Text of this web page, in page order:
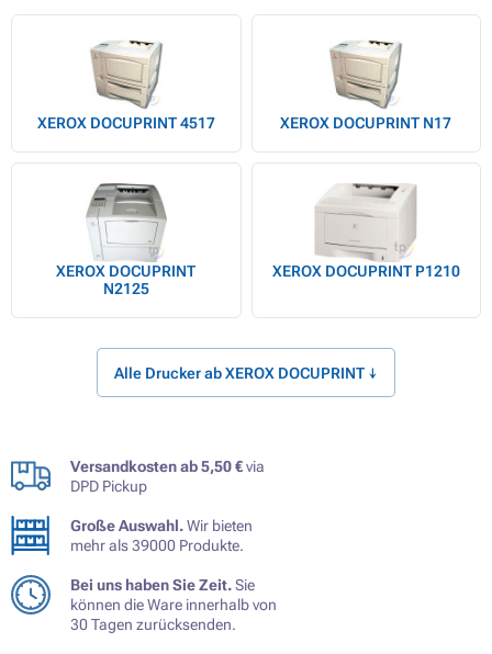
XEROX DOCUPRINT 4517 XEROX DOCUPRINT N17
XEROX DOCUPRINT
N2125
XEROX DOCUPRINT P1210
Alle Drucker ab XEROX DOCUPRINT ↓
Versandkosten ab 5,50 €via
DPD Pickup
Große Auswahl.Wir bieten
mehr als 39000 Produkte.
Bei uns haben Sie Zeit.Sie
können die Ware innerhalb von
30 Tagen zurücksenden.